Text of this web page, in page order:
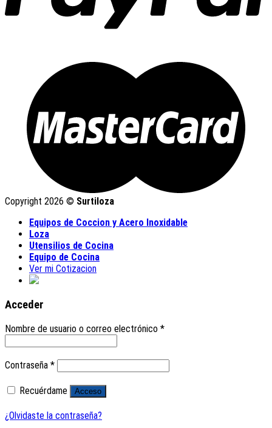
Copyright 2026 © Surtiloza
Equipos de Coccion y Acero Inoxidable
Loza
Utensilios de Cocina
Equipo de Cocina
Ver mi Cotizacion
Acceder
Nombre de usuario o correo electrónico *
Contraseña *
Recuérdame Acceso
¿Olvidaste la contraseña?